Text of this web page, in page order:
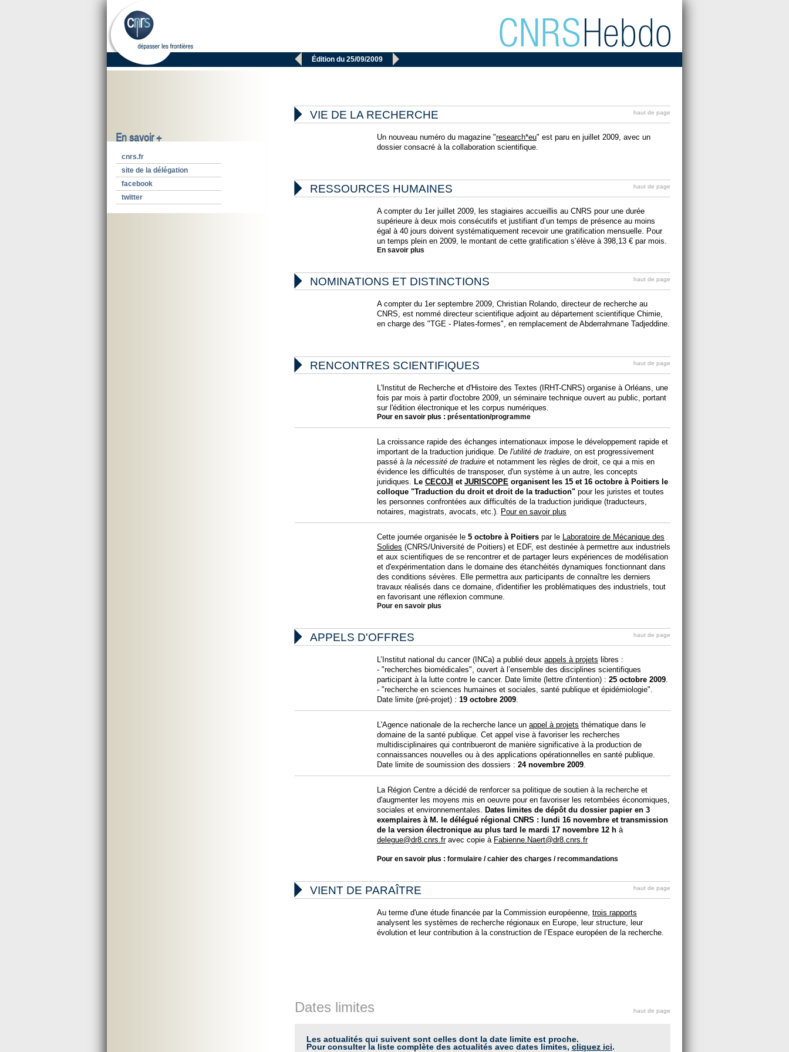
 Édition du 25/09/2009 
En savoir +
cnrs.fr
site de la délégation
facebook
twitter
 VIE DE LA RECHERCHE haut de page
Un nouveau numéro du magazine "research*eu" est paru en juillet 2009, avec un
dossier consacré à la collaboration scientifique.
 RESSOURCES HUMAINES haut de page
A compter du 1er juillet 2009, les stagiaires accueillis au CNRS pour une durée
supérieure à deux mois consécutifs et justifiant d’un temps de présence au moins
égal à 40 jours doivent systématiquement recevoir une gratification mensuelle. Pour
un temps plein en 2009, le montant de cette gratification s’élève à 398,13 € par mois.
En savoir plus
 NOMINATIONS ET DISTINCTIONS haut de page
A compter du 1er septembre 2009, Christian Rolando, directeur de recherche au
CNRS, est nommé directeur scientifique adjoint au département scientifique Chimie,
en charge des "TGE - Plates-formes", en remplacement de Abderrahmane Tadjeddine.
 RENCONTRES SCIENTIFIQUES haut de page
L'Institut de Recherche et d'Histoire des Textes (IRHT-CNRS) organise à Orléans, une
fois par mois à partir d'octobre 2009, un séminaire technique ouvert au public, portant
sur l'édition électronique et les corpus numériques.
Pour en savoir plus : présentation/programme
La croissance rapide des échanges internationaux impose le développement rapide et
important de la traduction juridique. De l'utilité de traduire, on est progressivement
passé à la nécessité de traduire et notamment les règles de droit, ce qui a mis en
évidence les difficultés de transposer, d'un système à un autre, les concepts
juridiques. Le CECOJI et JURISCOPE organisent les 15 et 16 octobre à Poitiers le
colloque "Traduction du droit et droit de la traduction" pour les juristes et toutes
les personnes confrontées aux difficultés de la traduction juridique (traducteurs,
notaires, magistrats, avocats, etc.). Pour en savoir plus
Cette journée organisée le 5 octobre à Poitiers par le Laboratoire de Mécanique des
Solides (CNRS/Université de Poitiers) et EDF, est destinée à permettre aux industriels
et aux scientifiques de se rencontrer et de partager leurs expériences de modélisation
et d'expérimentation dans le domaine des étanchéités dynamiques fonctionnant dans
des conditions sévères. Elle permettra aux participants de connaître les derniers
travaux réalisés dans ce domaine, d'identifier les problématiques des industriels, tout
en favorisant une réflexion commune.
Pour en savoir plus
 APPELS D'OFFRES haut de page
L’Institut national du cancer (INCa) a publié deux appels à projets libres :
- "recherches biomédicales", ouvert à l’ensemble des disciplines scientifiques
participant à la lutte contre le cancer. Date limite (lettre d'intention) : 25 octobre 2009.
- "recherche en sciences humaines et sociales, santé publique et épidémiologie".
Date limite (pré-projet) : 19 octobre 2009.
L'Agence nationale de la recherche lance un appel à projets thématique dans le
domaine de la santé publique. Cet appel vise à favoriser les recherches
multidisciplinaires qui contribueront de manière significative à la production de
connaissances nouvelles ou à des applications opérationnelles en santé publique.
Date limite de soumission des dossiers : 24 novembre 2009.
La Région Centre a décidé de renforcer sa politique de soutien à la recherche et
d'augmenter les moyens mis en oeuvre pour en favoriser les retombées économiques,
sociales et environnementales. Dates limites de dépôt du dossier papier en 3
exemplaires à M. le délégué régional CNRS : lundi 16 novembre et transmission
de la version électronique au plus tard le mardi 17 novembre 12 h à
delegue@dr8.cnrs.fravec copie à Fabienne.Naert@dr8.cnrs.fr
Pour en savoir plus : formulaire /cahier des charges /recommandations
 VIENT DE PARAÎTRE haut de page
Au terme d'une étude financée par la Commission européenne, trois rapports
analysent les systèmes de recherche régionaux en Europe, leur structure, leur
évolution et leur contribution à la construction de l’Espace européen de la recherche.
Dates limites haut de page
Les actualités qui suivent sont celles dont la date limite est proche.
Pour consulter la liste complète des actualités avec dates limites, cliquez ici.